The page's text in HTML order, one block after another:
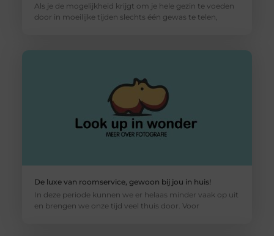
Als je de mogelijkheid krijgt om je hele gezin te voeden
door in moeilijke tijden slechts één gewas te telen,
De luxe van roomservice, gewoon bij jou in huis!
In deze periode kunnen we er helaas minder vaak op uit
en brengen we onze tijd veel thuis door. Voor